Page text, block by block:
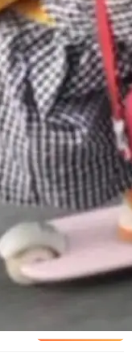
数据
公
。
较...
逐
是
，
持
网关
治
管
在开
。
D
他
多
共同
Se
Vin
轮
无
全
行
Linu
件工
载
万
下
的
业
文
的
能
义
在
一
活腾
心
司AI
构
迁
移
但
面
M